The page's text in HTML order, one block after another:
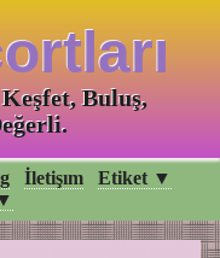
Buluş,
İletişım
Etiket ▼